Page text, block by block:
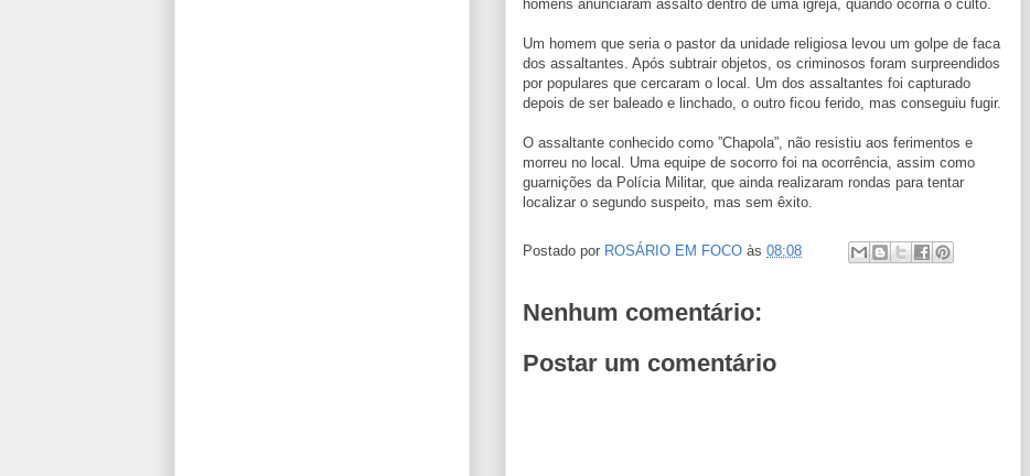
homens anunciaram assalto dentro de uma igreja, quando ocorria o culto.
Um homem que seria o pastor da unidade religiosa levou um golpe de faca
dos assaltantes. Após subtrair objetos, os criminosos foram surpreendidos
por populares que cercaram o local. Um dos assaltantes foi capturado
depois de ser baleado e linchado, o outro ficou ferido, mas conseguiu fugir.
O assaltante conhecido como ”Chapola”, não resistiu aos ferimentos e
morreu no local. Uma equipe de socorro foi na ocorrência, assim como
guarnições da Polícia Militar, que ainda realizaram rondas para tentar
localizar o segundo suspeito, mas sem êxito.
Postado por ROSÁRIO EM FOCO às 08:08
Nenhum comentário:
Postar um comentário